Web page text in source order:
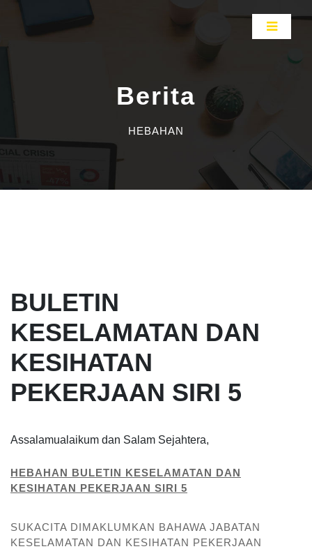
Berita
HEBAHAN
BULETIN
KESELAMATAN DAN
KESIHATAN
PEKERJAAN SIRI 5
Assalamualaikum dan Salam Sejahtera,
HEBAHAN BULETIN KESELAMATAN DAN
KESIHATAN PEKERJAAN SIRI 5
SUKACITA DIMAKLUMKAN BAHAWA JABATAN
KESELAMATAN DAN KESIHATAN PEKERJAAN